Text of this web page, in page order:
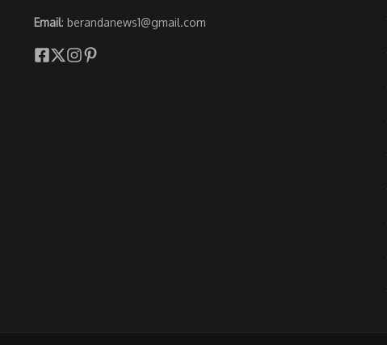
Email: berandanews1@gmail.com